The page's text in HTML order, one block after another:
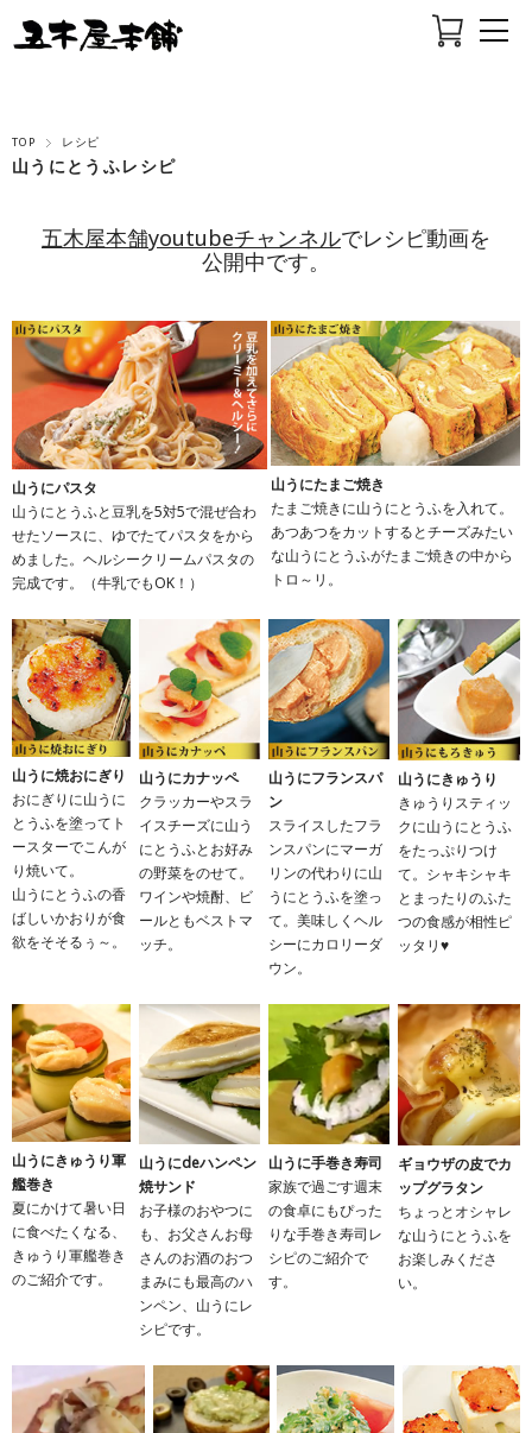
TOP レシピ
山うにとうふレシピ
五木屋本舗youtubeチャンネルでレシピ動画を
公開中です。
山うにパスタ
山うにとうふと豆乳を5対5で混ぜ合わ
せたソースに、ゆでたてパスタをから
めました。ヘルシークリームパスタの
完成です。（牛乳でもOK！）
山うにたまご焼き
たまご焼きに山うにとうふを入れて。
あつあつをカットするとチーズみたい
な山うにとうふがたまご焼きの中から
トロ～リ。
山うに焼おにぎり
おにぎりに山うに
とうふを塗ってト
ースターでこんが
り焼いて。
山うにとうふの香
ばしいかおりが食
欲をそそるぅ～。
山うにカナッペ
クラッカーやスラ
イスチーズに山う
にとうふとお好み
の野菜をのせて。
ワインや焼酎、ビ
ールともベストマ
ッチ。
山うにフランスパ
ン
スライスしたフラ
ンスパンにマーガ
リンの代わりに山
うにとうふを塗っ
て。美味しくヘル
シーにカロリーダ
ウン。
山うにきゅうり
きゅうりスティッ
クに山うにとうふ
をたっぷりつけ
て。シャキシャキ
とまったりのふた
つの食感が相性ピ
ッタリ♥
山うにきゅうり軍
艦巻き
夏にかけて暑い日
に食べたくなる、
きゅうり軍艦巻き
のご紹介です。
山うにdeハンペン
焼サンド
お子様のおやつに
も、お父さんお母
さんのお酒のおつ
まみにも最高のハ
ンペン、山うにレ
シピです。
山うに手巻き寿司
家族で過ごす週末
の食卓にもぴった
りな手巻き寿司レ
シピのご紹介で
す。
ギョウザの皮でカ
ップグラタン
ちょっとオシャレ
な山うにとうふを
お楽しみくださ
い。